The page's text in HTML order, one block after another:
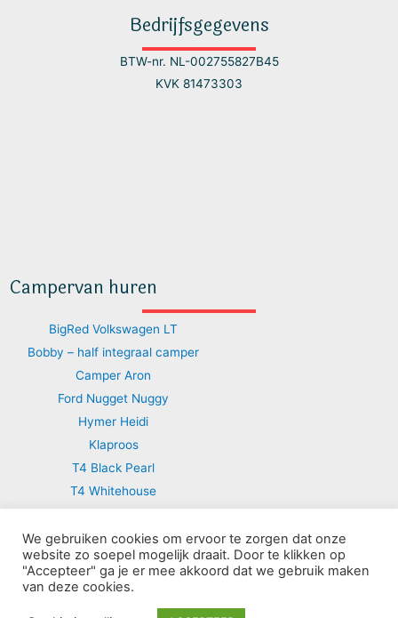
Bedrijfsgegevens
BTW-nr. NL-002755827B45
KVK 81473303
Campervan huren
BigRed Volkswagen LT
Bobby – half integraal camper
Camper Aron
Ford Nugget Nuggy
Hymer Heidi
Klaproos
T4 Black Pearl
T4 Whitehouse
T5 Silver
T5 Sunny
We gebruiken cookies om ervoor te zorgen dat onze
website zo soepel mogelijk draait. Door te klikken op
"Accepteer" ga je er mee akkoord dat we gebruik maken
van deze cookies.